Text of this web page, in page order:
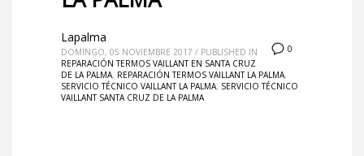
0
Lapalma
DOMINGO, 05 NOVIEMBRE 2017 / PUBLISHED IN
REPARACIÓN TERMOS VAILLANT EN SANTA CRUZ
DE LA PALMA, REPARACIÓN TERMOS VAILLANT LA PALMA,
SERVICIO TÉCNICO VAILLANT LA PALMA, SERVICIO TÉCNICO
VAILLANT SANTA CRUZ DE LA PALMA